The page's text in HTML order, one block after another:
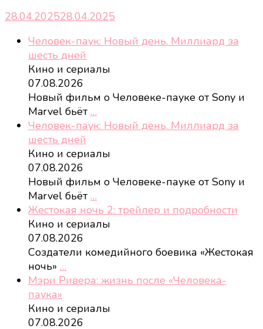
28.04.202528.04.2025
Человек-паук: Новый день. Миллиард за
шесть дней
Кино и сериалы
07.08.2026
Новый фильм о Человеке-пауке от Sony и
Marvel бьёт …
Человек-паук: Новый день. Миллиард за
шесть дней
Кино и сериалы
07.08.2026
Новый фильм о Человеке-пауке от Sony и
Marvel бьёт …
Жестокая ночь 2: трейлер и подробности
Кино и сериалы
07.08.2026
Создатели комедийного боевика «Жестокая
ночь» …
Мэри Ривера: жизнь после «Человека-
паука»
Кино и сериалы
07.08.2026